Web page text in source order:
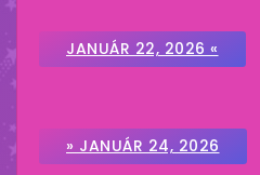
JANUÁR 22, 2026 «
» JANUÁR 24, 2026